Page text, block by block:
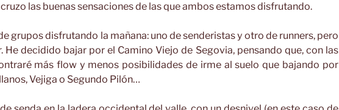
las buenas sensaciones de las que ambos estamos disfrutando.
grupos disfrutando la mañana: uno de senderistas y otro de runners, pero
He decidido bajar por el Camino Viejo de Segovia, pensando que, con las
más flow y menos posibilidades de irme al suelo que bajando por
Vejiga o Segundo Pilón…